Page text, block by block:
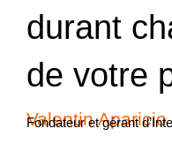
durant
de votre
Valentin Aparicio
Fondateur et gérant